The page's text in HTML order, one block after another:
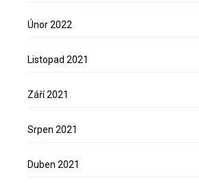
Únor 2022
Listopad 2021
Září 2021
Srpen 2021
Duben 2021